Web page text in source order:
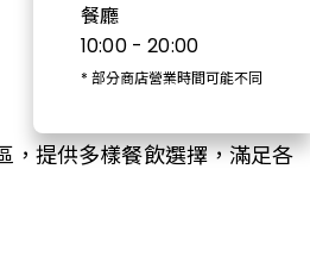
餐廳
10:00 - 20:00
* 部分商店營業時間可能不同
，提供多樣餐飲選擇，滿足各